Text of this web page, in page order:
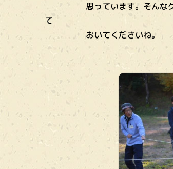
思っています。そんなグルー
て
おいてくださいね。